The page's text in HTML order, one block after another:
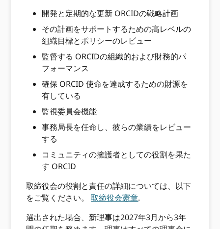
開発と定期的な更新 ORCIDの戦略計画
その計画をサポートするための高レベルの
組織目標とポリシーのレビュー
監督する ORCIDの組織的および財務的パ
フォーマンス
確保 ORCID 使命を達成するための財源を
有している
監視委員会機能
事務局長を任命し、彼らの業績をレビュー
する
コミュニティの擁護者としての役割を果た
す ORCID
取締役会の役割と責任の詳細については、以下
をご覧ください。取締役会憲章.
選出された場合、新理事は2027年3月から3年